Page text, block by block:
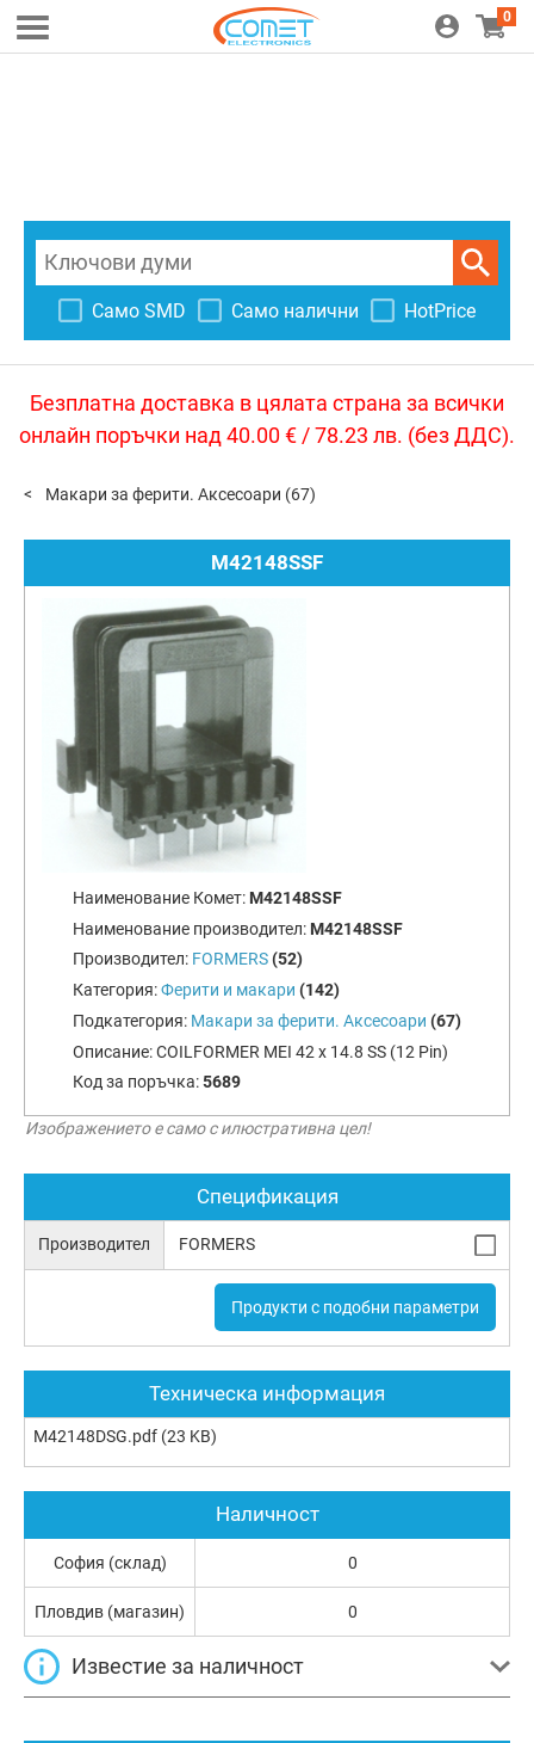
0
Само SMD Само налични HotPrice
Безплатна доставка в цялата страна за всички
онлайн поръчки над 40.00 € / 78.23 лв. (без ДДС).
Макари за ферити. Аксесоари (67)
M42148SSF
Наименование Комет: M42148SSF
Наименование производител: M42148SSF
Производител: FORMERS(52)
Категория:Ферити и макари (142)
Подкатегория: Макари за ферити. Аксесоари (67)
Описание:COILFORMER MEI 42 x 14.8 SS (12 Pin)
Код за поръчка:5689
Изображението е само с илюстративна цел!
Спецификация
Производител FORMERS
Продукти с подобни параметри
Техническа информация
M42148DSG.pdf (23 KB)
Наличност
София (склад) 0
Пловдив (магазин) 0
Известие за наличност